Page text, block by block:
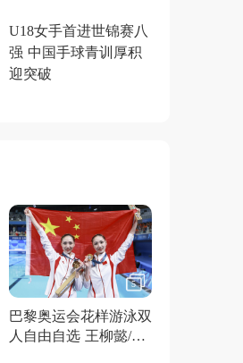
U18女手首进世锦赛八
强 中国手球青训厚积
迎突破
5
巴黎奥运会花样游泳双
人自由自选 王柳懿/王